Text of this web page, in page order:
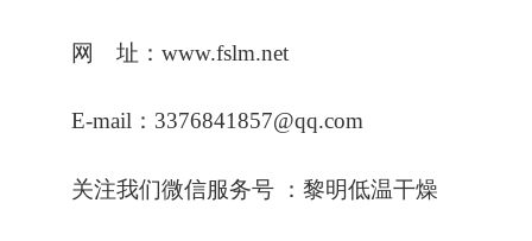
网 址：www.fslm.net
E-mail：3376841857@qq.com
关注我们微信服务号 ：黎明低温干燥